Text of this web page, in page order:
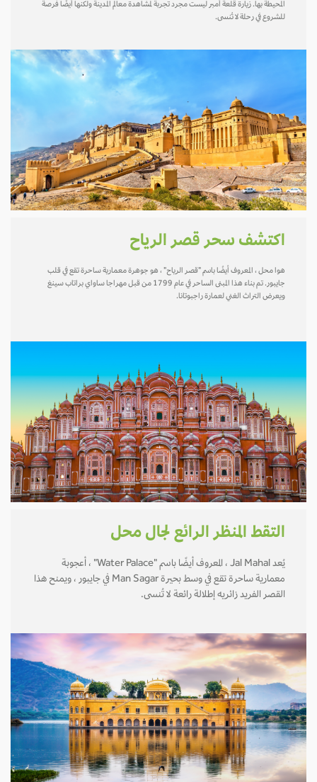
المحيطة بها. زيارة قلعة أمبر ليست مجرد تجربة لمشاهدة معالم المدينة ولكنها أيضًا فرصة
للشروع في رحلة لا تُنسى.
اكتشف سحر قصر الرياح
هوا محل ، المعروف أيضًا باسم "قصر الرياح" ، هو جوهرة معمارية ساحرة تقع في قلب
جايبور. تم بناء هذا المبنى الساحر في عام 1799 من قبل مهراجا ساواي براتاب سينغ
ويعرض التراث الغني لعمارة راجبوتانا.
التقط المنظر الرائع لجال محل
يُعد Jal Mahal ، المعروف أيضًا باسم "Water Palace" ، أعجوبة
معمارية ساحرة تقع في وسط بحيرة Man Sagar في جايبور ، ويمنح هذا
القصر الفريد زائريه إطلالة رائعة لا تُنسى.